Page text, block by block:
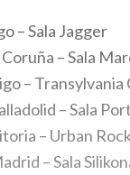
– Sala Jagger
– Sala
– Transylvania
– Sala
– Urban
– Sala